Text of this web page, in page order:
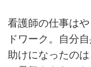
看護師の仕事は
ドワーク。自分
助けになったの